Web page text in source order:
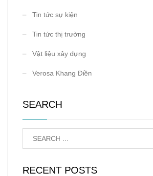
Tin tức sự kiện
Tin tức thị trường
Vật liệu xây dựng
Verosa Khang Điền
SEARCH
RECENT POSTS